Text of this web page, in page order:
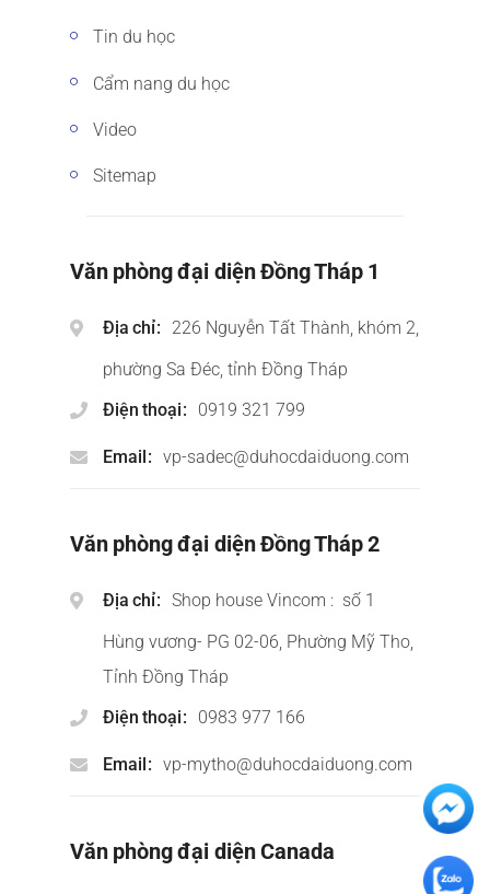
Tin du học
Cẩm nang du học
Video
Sitemap
Văn phòng đại diện Đồng Tháp 1
Địa chỉ
226 Nguyễn Tất Thành, khóm 2,
phường Sa Đéc, tỉnh Đồng Tháp
Điện thoại
0919 321 799
Email vp-sadec@duhocdaiduong.com
Văn phòng đại diện Đồng Tháp 2
Địa chỉ
Shop house Vincom : số 1
Hùng vương- PG 02-06, Phường Mỹ Tho,
Tỉnh Đồng Tháp
Điện thoại
0983 977 166
Email vp-mytho@duhocdaiduong.com
Văn phòng đại diện Canada